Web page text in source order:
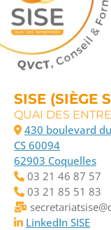
SISE (SIÈGE
QUAI DES
430 boulevard
CS 60094
62903 Coquelles
03 21 46 87 57
03 21 85 51 83
LinkedIn SISE